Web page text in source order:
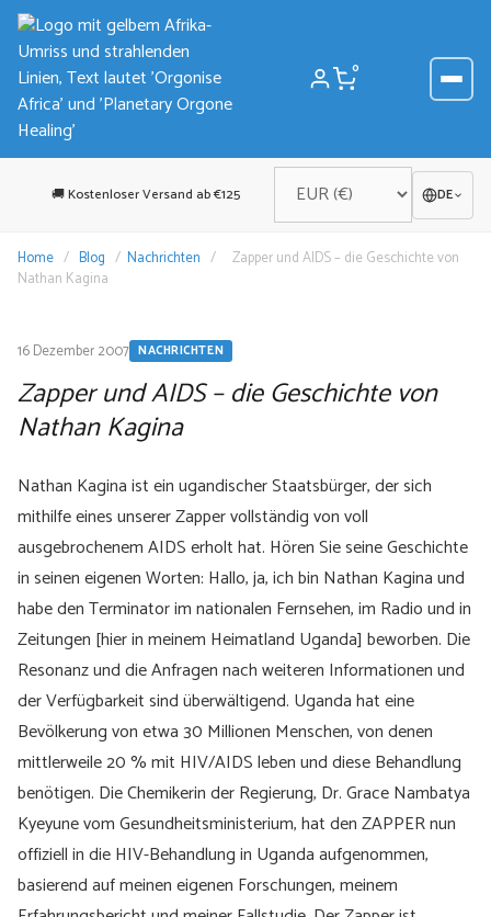
Zum
Inhalt
springen
0
🚚 Kostenloser Versand ab €125 DE
Home / Blog / Nachrichten /
Zapper und AIDS – die Geschichte von
Nathan Kagina
16 Dezember 2007 NACHRICHTEN
Zapper und AIDS – die Geschichte von
Nathan Kagina
Nathan Kagina ist ein ugandischer Staatsbürger, der sich
mithilfe eines unserer Zapper vollständig von voll
ausgebrochenem AIDS erholt hat. Hören Sie seine Geschichte
in seinen eigenen Worten: Hallo, ja, ich bin Nathan Kagina und
habe den Terminator im nationalen Fernsehen, im Radio und in
Zeitungen [hier in meinem Heimatland Uganda] beworben. Die
Resonanz und die Anfragen nach weiteren Informationen und
der Verfügbarkeit sind überwältigend. Uganda hat eine
Bevölkerung von etwa 30 Millionen Menschen, von denen
mittlerweile 20 % mit HIV/AIDS leben und diese Behandlung
benötigen. Die Chemikerin der Regierung, Dr. Grace Nambatya
Kyeyune vom Gesundheitsministerium, hat den ZAPPER nun
offiziell in die HIV-Behandlung in Uganda aufgenommen,
basierend auf meinen eigenen Forschungen, meinem